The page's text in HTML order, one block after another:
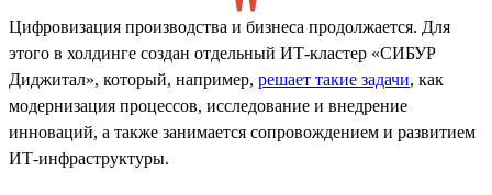
Цифровизация производства и бизнеса продолжается. Для
этого в холдинге создан отдельный ИТ-кластер «СИБУР
Диджитал», который, например, решает такие задачи, как
модернизация процессов, исследование и внедрение
инноваций, а также занимается сопровождением и развитием
ИТ-инфраструктуры.